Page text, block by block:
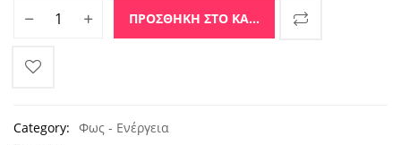
ΠΡΟΣΘΉΚΗ ΣΤΟ ΚΑΛΆΘΙ
Category: Φως - Ενέργεια